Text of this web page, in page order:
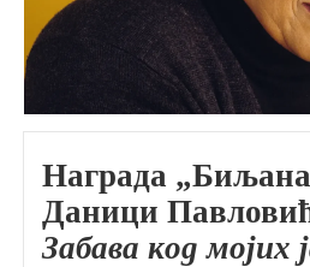
Награда
Даници
Забава код мојих